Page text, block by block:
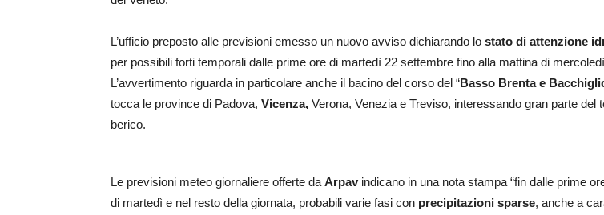
L’ufficio preposto alle previsioni emesso un nuovo avviso dichiarando lo stato di attenzione
per possibili forti temporali dalle prime ore di martedì 22 settembre fino alla mattina di
L’avvertimento riguarda in particolare anche il bacino del corso del “Basso Brenta e
tocca le province di Padova, Vicenza, Verona, Venezia e Treviso, interessando gran parte del
berico.
Le previsioni meteo giornaliere offerte da Arpavindicano in una nota stampa “fin dalle prime
di martedì e nel resto della giornata, probabili varie fasi con precipitazioni sparse, anche a